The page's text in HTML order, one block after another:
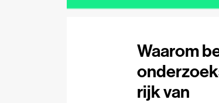
Waarom
rijk van